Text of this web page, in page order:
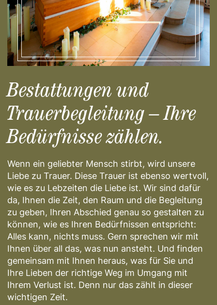
Bestattungen und
Trauerbegleitung – Ihre
Bedürfnisse zählen.
Wenn ein geliebter Mensch stirbt, wird unsere
Liebe zu Trauer. Diese Trauer ist ebenso wertvoll,
wie es zu Lebzeiten die Liebe ist. Wir sind dafür
da, Ihnen die Zeit, den Raum und die Begleitung
zu geben, Ihren Abschied genau so gestalten zu
können, wie es Ihren Bedürfnissen entspricht:
Alles kann, nichts muss. Gern sprechen wir mit
Ihnen über all das, was nun ansteht. Und finden
gemeinsam mit Ihnen heraus, was für Sie und
Ihre Lieben der richtige Weg im Umgang mit
Ihrem Verlust ist. Denn nur das zählt in dieser
wichtigen Zeit.